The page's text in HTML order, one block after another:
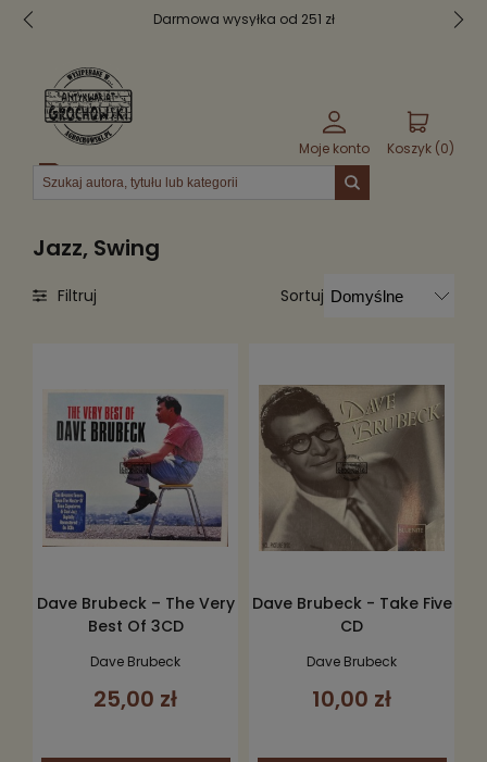
Darmowa wysyłka od 251 zł
Moje konto Koszyk (0)
Menu
Jazz, Swing
Sortuj
Filtruj
Dave Brubeck – The Very
Best Of 3CD
Dave Brubeck
25,00 zł
Dave Brubeck - Take Five
CD
Dave Brubeck
10,00 zł